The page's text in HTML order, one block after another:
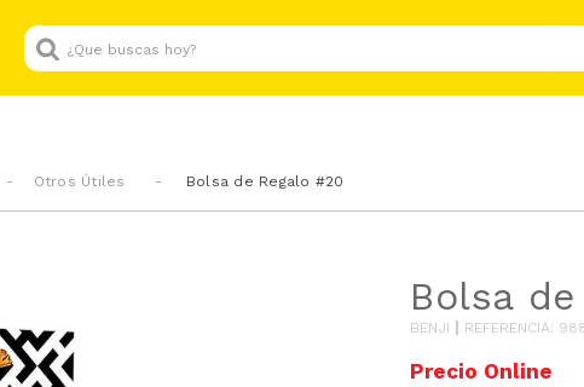
¿Que buscas hoy?
Otros Útiles Bolsa de Regalo #20
Bolsa
BENJI REFERENCIA: